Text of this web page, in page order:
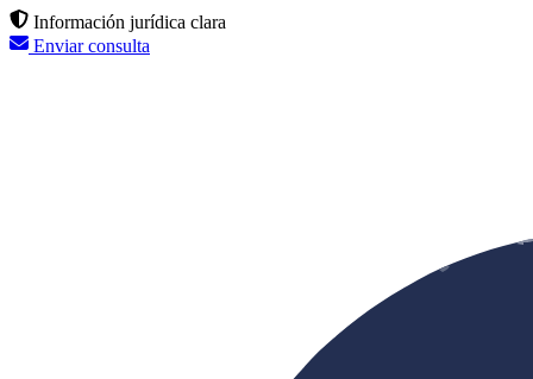
Información jurídica clara
Enviar consulta